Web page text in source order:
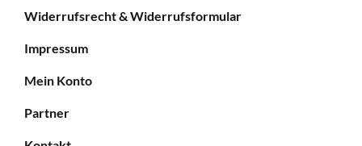
Widerrufsrecht & Widerrufsformular
Impressum
Mein Konto
Partner